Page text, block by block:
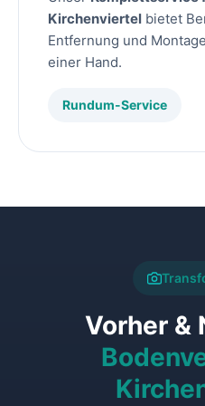
Kirchenviertel bietet
Entfernung und
einer Hand.
Rundum-Service
Vorher &